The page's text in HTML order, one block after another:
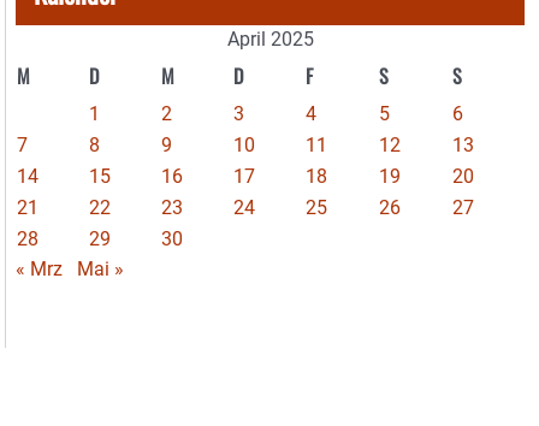
April 2025
M D M D F S S
1 2 3 4 5
6
7
8 9 10 11 12
13
14
15 16 17 18 19
20
21
22 23 24 25 26
27
28
29
30
« Mrz
Mai »